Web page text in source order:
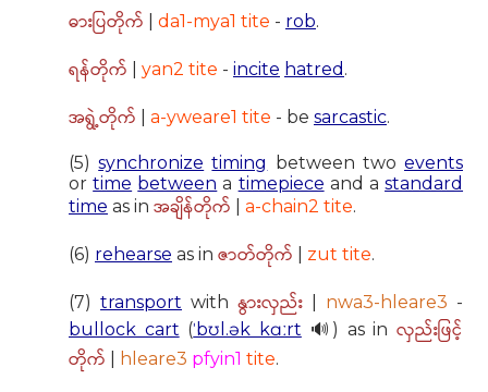
ဓားပြတိုက် da1-mya1 tite - rob.
ရန်တိုက် yan2 tite - incite hatred .
အရွဲ့တိုက် a-yweare1 tite - be sarcastic.
(5)synchronize timing between twoevents
ortime between a timepiece and astandard
time as in အချိန်တိုက် a-chain2 tite.
(6) rehearse as in ဇာတ်တိုက် zut tite.
(7) transport with နွားလှည်း nwa3-hleare3 -
bullock cart (ˈbʊl.ək kɑːrt 🔊) as in လှည်းဖြင့်
တိုက်
hleare3 pfyin1 tite.